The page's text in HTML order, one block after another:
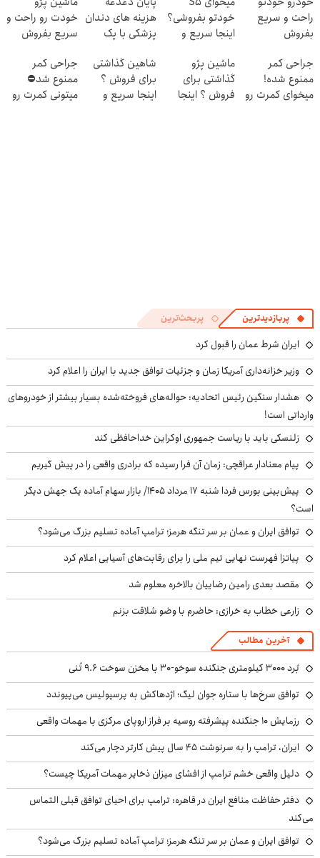
راحت و سریع
بفروش
خودتو بفروشی؟
اینجا سریع و
بفروش
هزینه های دندان
پزشکی با پک
خانگی
خودت رو راحت و
سریع بفروش
جراحی کمر
ممنوع شده!
میخوای کمرت رو
ماشین پژو
گذاشتی برای
فروش ؟ اینجا
شاهین گذاشتی
برای فروش ؟
اینجا سریع و
جراحی کمر
ممنوع شد⛔
میتونی کمرت رو
پربازدیدترین پربحث‌ترین
ایران شرط عمان را قبول کرد
وزیر خزانه‌داری آمریکا زمان و جزئیات توافق جدید با ایران را اعلام کرد
هشدار سنگین رئیس اتحادیه: حواله‌های فروخته‌شده بسیار بیشتر از خودروهای
وارداتی است!
زلنسکی باید با ریاست جمهوری اوکراین خداحافظی کند
پیام معنادار عراقچی: زمان آن فرا رسیده که برادری واقعی را در پیش گیریم
پیش‌بینی بورس فردا شنبه ۱۷ مرداد ۱۴۰۵/ بازار سهام آماده یک جهش دیگر
است؟
توافق ایران و عمان بر سر تنگه هرمز؛ ترامپ آماده تسلیم بزرگ می‌شود؟
پیاتزا فهرست نهایی تیم ملی را برای رقابت‌های آسیایی اعلام کرد
مقصد بعدی رامین رضاییان بالاخره معلوم شد
زارعی خطاب به خرازی: حاضرم با وضو شلاقت بزنم
آخرین مطالب
بُرد ۳۰۰۰ کیلومتری جنگنده سوخو-۳۰ با مخزن سوخت ۹.۶ تُنی
توافق سرخ‌ها با ستاره جوان لیگ؛ اژدهاکش به پرسپولیس می‌پیوندد
رزمایش ۱۰ جنگنده پیشرفته روسیه بر فراز اروپای مرکزی با مهمات واقعی
ایران، ترامپ را به سرنوشت ۴۵ سال پیش کارتر دچار می‌کند
دلیل واقعی خشم ترامپ از افشای میزان ذخایر مهمات آمریکا چیست؟
دفتر حفاظت منافع ایران در قاهره: ترامپ برای احیای توافق قبلی التماس
می‌کند
توافق ایران و عمان بر سر تنگه هرمز؛ ترامپ آماده تسلیم بزرگ می‌شود؟